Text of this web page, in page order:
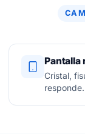
Pantalla
Cristal,
responde.